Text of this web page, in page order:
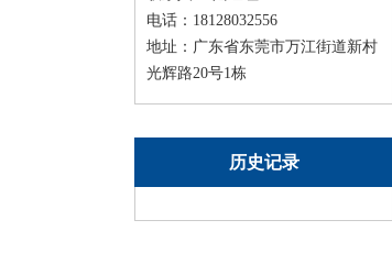
电话：18128032556
地址：广东省东莞市万江街道新村
光辉路20号1栋
历史记录